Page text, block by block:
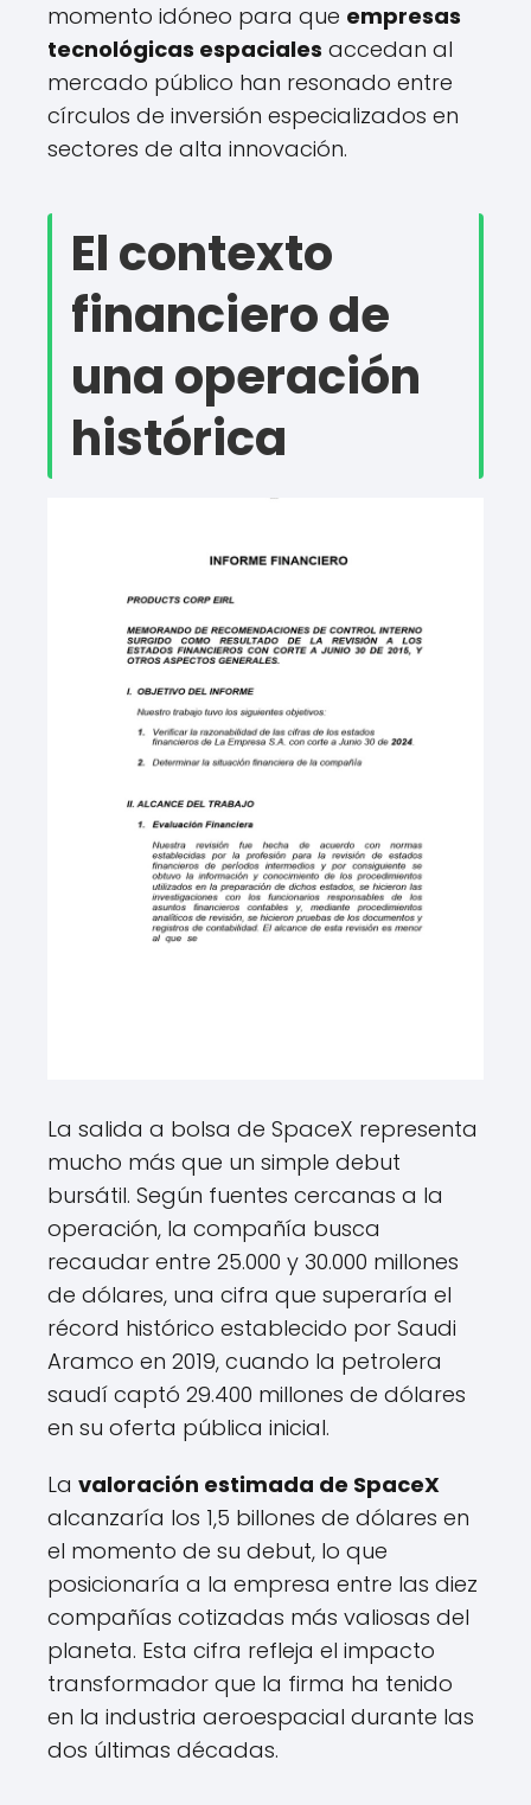
momento idóneo para que empresas
tecnológicas espaciales accedan al
mercado público han resonado entre
círculos de inversión especializados en
sectores de alta innovación.
El contexto
financiero de
una operación
histórica
La salida a bolsa de SpaceX representa
mucho más que un simple debut
bursátil. Según fuentes cercanas a la
operación, la compañía busca
recaudar entre 25.000 y 30.000 millones
de dólares, una cifra que superaría el
récord histórico establecido por Saudi
Aramco en 2019, cuando la petrolera
saudí captó 29.400 millones de dólares
en su oferta pública inicial.
La valoración estimada de SpaceX
alcanzaría los 1,5 billones de dólares en
el momento de su debut, lo que
posicionaría a la empresa entre las diez
compañías cotizadas más valiosas del
planeta. Esta cifra refleja el impacto
transformador que la firma ha tenido
en la industria aeroespacial durante las
dos últimas décadas.